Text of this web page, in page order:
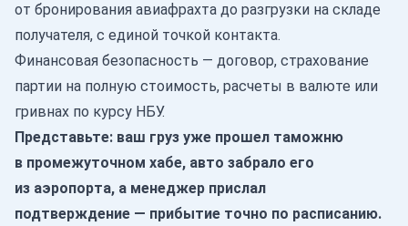
от бронирования авиафрахта до разгрузки на складе
получателя, с единой точкой контакта.
Финансовая безопасность — договор, страхование
партии на полную стоимость, расчеты в валюте или
гривнах по курсу НБУ.
Представьте: ваш груз уже прошел таможню
в промежуточном хабе, авто забрало его
из аэропорта, а менеджер прислал
подтверждение — прибытие точно по расписанию.